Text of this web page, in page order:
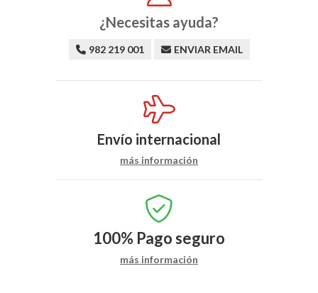
¿Necesitas ayuda?
982 219 001 ENVIAR EMAIL
Envío internacional
más información
100% Pago seguro
más información